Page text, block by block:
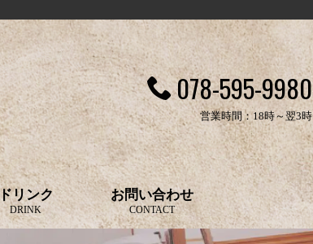
078-595-9980
営業時間：18時～翌3時
ドリンク
DRINK
お問い合わせ
CONTACT